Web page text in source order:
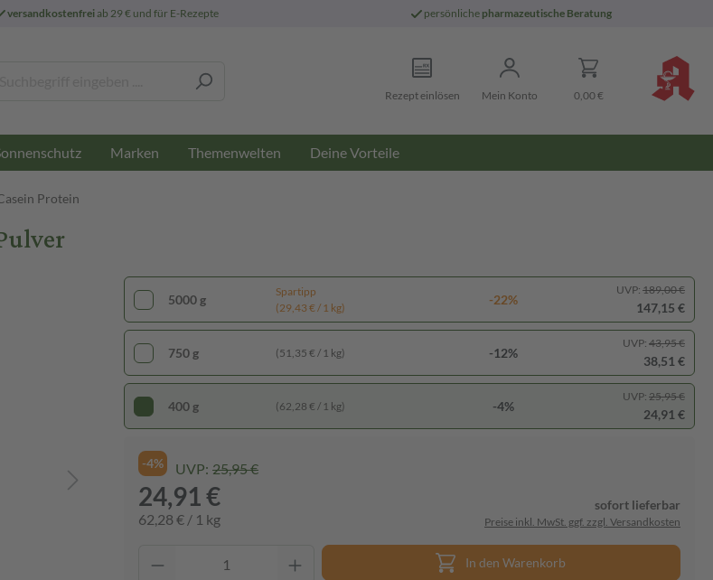
versandkostenfreiab 29 € und für E-Rezepte persönliche pharmazeutische Beratung
Rezept einlösen Mein Konto 0,00 €
Marken Themenwelten Deine Vorteile
Protein
5000 g
Spartipp
(29,43 € / 1 kg)
-22%
UVP: 189,00 €
147,15 €
750 g (51,35 € / 1 kg) -12%
UVP: 43,95 €
38,51 €
400 g (62,28 € / 1 kg) -4%
UVP: 25,95 €
24,91 €
-4% UVP: 25,95 €
24,91 €
62,28 € / 1 kg
sofort lieferbar
Preise inkl. MwSt. ggf. zzgl. Versandkosten
In den Warenkorb